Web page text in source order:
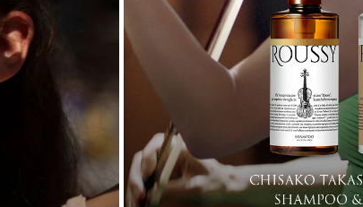
)
サ
Button
高
通
高
ー
通